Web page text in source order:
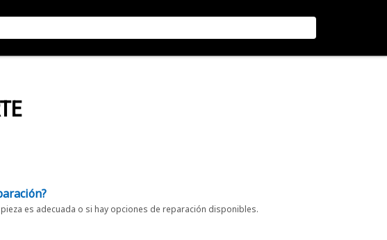
es adecuada o si hay opciones de reparación disponibles.